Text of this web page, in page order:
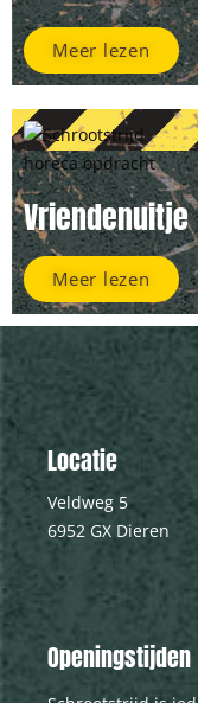
Meer lezen
Vriendenuitje
Meer lezen
Locatie
Veldweg 5
6952 GX Dieren
Openingstijden